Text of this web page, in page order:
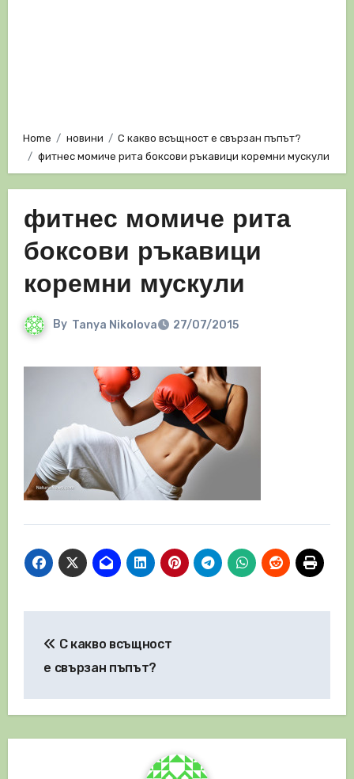
Home новини
С какво всъщност е свързан пъпът?
фитнес момиче рита боксови ръкавици коремни мускули
фитнес момиче рита
боксови ръкавици
коремни мускули
By Tanya Nikolova 27/07/2015
С какво всъщност
е свързан пъпът?